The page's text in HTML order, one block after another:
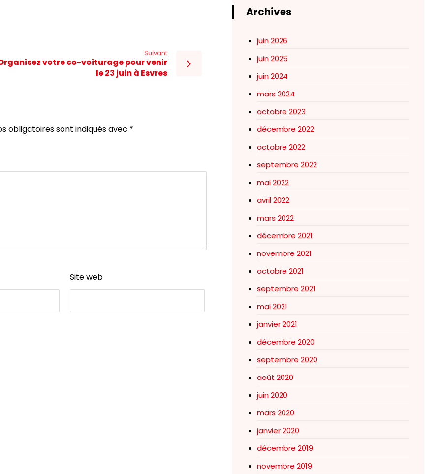
Suivant
votre co-voiturage pour venir
le 23 juin à Esvres
obligatoires sont indiqués avec *
Site web
Archives
juin 2026
juin 2025
juin 2024
mars 2024
octobre 2023
décembre 2022
octobre 2022
septembre 2022
mai 2022
avril 2022
mars 2022
décembre 2021
novembre 2021
octobre 2021
septembre 2021
mai 2021
janvier 2021
décembre 2020
septembre 2020
août 2020
juin 2020
mars 2020
janvier 2020
décembre 2019
novembre 2019